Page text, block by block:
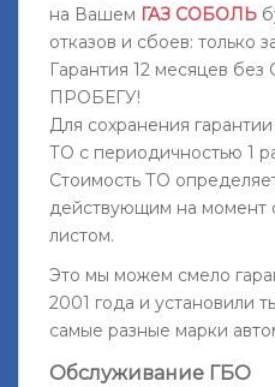
на Вашем ГАЗ СОБОЛЬ
отказов и сбоев: только
Гарантия 12 месяцев
ПРОБЕГУ!
Для сохранения
ТО с периодичностью 1
Стоимость ТО
действующим на момент
листом.
Это мы можем смело
2001 года и установили
самые разные марки
Обслуживание ГБО